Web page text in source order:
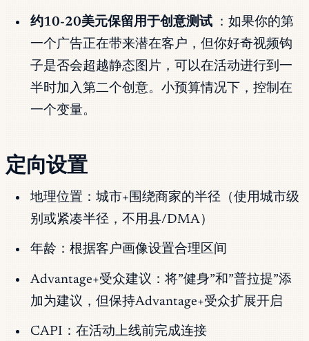
约10-20美元保留用于创意测试
：如果你的第
一个广告正在带来潜在客户，但你好奇视频钩
子是否会超越静态图片，可以在活动进行到一
半时加入第二个创意。小预算情况下，控制在
一个变量。
定向设置
地理位置：城市+围绕商家的半径（使用城市级
别或紧凑半径，不用县/DMA）
年龄：根据客户画像设置合理区间
Advantage+受众建议：将”健身”和”普拉提”添
加为建议，但保持Advantage+受众扩展开启
CAPI：在活动上线前完成连接